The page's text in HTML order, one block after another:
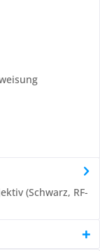
(Schwarz, RF-